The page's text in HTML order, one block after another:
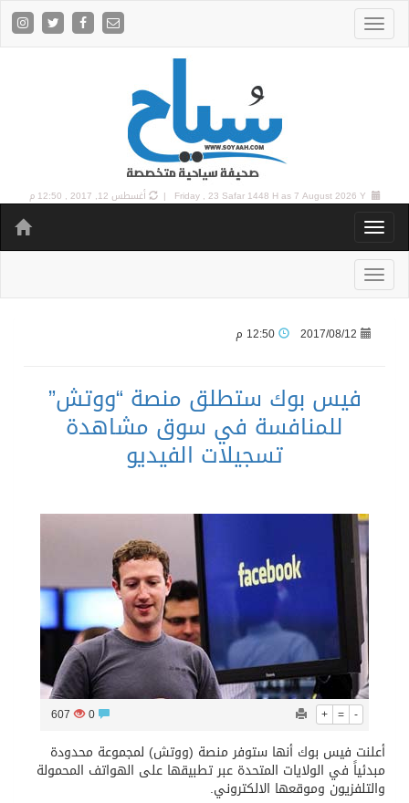
Friday , 23 Safar 1448 H as7 August 2026 Y | أغسطس 12, 2017 , 12:50 م
2017/08/12
فيس بوك ستطلق منصة “ووتش”
للمنافسة في سوق مشاهدة
تسجيلات الفيديو
+ = -
607
أعلنت فيس بوك أنها ستوفر منصة (ووتش) لمجموعة محدودة
مبدئياً في الولايات المتحدة عبر تطبيقها على الهواتف المحمولة
والتلفزيون وموقعها الالكتروني.